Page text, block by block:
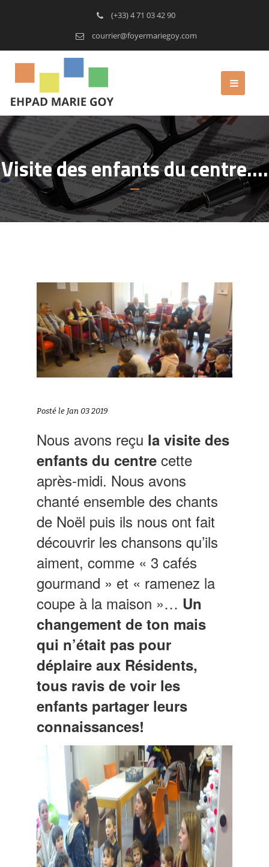
(+33) 4 71 03 42 90
courrier@foyermariegoy.com
Visite des enfants du centre….
Posté le Jan 03 2019
Nous avons reçu la visite des
enfants du centre cette
après-midi. Nous avons
chanté ensemble des chants
de Noël puis ils nous ont fait
découvrir les chansons qu’ils
aiment, comme « 3 cafés
gourmand » et « ramenez la
coupe à la maison »… Un
changement de ton mais
qui n’était pas pour
déplaire aux Résidents,
tous ravis de voir les
enfants partager leurs
connaissances!